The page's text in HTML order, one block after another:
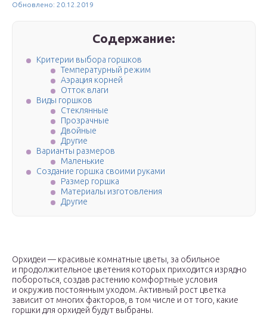
Обновлено: 20.12.2019
Содержание:
Критерии выбора горшков
Температурный режим
Аэрация корней
Отток влаги
Виды горшков
Стеклянные
Прозрачные
Двойные
Другие
Варианты размеров
Маленькие
Создание горшка своими руками
Размер горшка
Материалы изготовления
Другие
Орхидеи — красивые комнатные цветы, за обильное
и продолжительное цветения которых приходится изрядно
побороться, создав растению комфортные условия
и окружив постоянным уходом. Активный рост цветка
зависит от многих факторов, в том числе и от того, какие
горшки для орхидей будут выбраны.